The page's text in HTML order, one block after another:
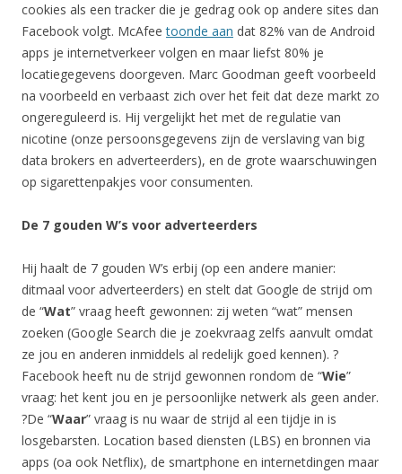
cookies als een tracker die je gedrag ook op andere sites dan
Facebook volgt. McAfeetoonde aan dat 82% van de Android
apps je internetverkeer volgen en maar liefst 80% je
locatiegegevens doorgeven. Marc Goodman geeft voorbeeld
na voorbeeld en verbaast zich over het feit dat deze markt zo
ongereguleerd is. Hij vergelijkt het met de regulatie van
nicotine (onze persoonsgegevens zijn de verslaving van big
data brokers en adverteerders), en de grote waarschuwingen
op sigarettenpakjes voor consumenten.
De 7 gouden W’s voor adverteerders
Hij haalt de 7 gouden W’s erbij (op een andere manier:
ditmaal voor adverteerders) en stelt dat Google de strijd om
de “Wat” vraag heeft gewonnen: zij weten “wat” mensen
zoeken (Google Search die je zoekvraag zelfs aanvult omdat
ze jou en anderen inmiddels al redelijk goed kennen). ?
Facebook heeft nu de strijd gewonnen rondom de “Wie”
vraag: het kent jou en je persoonlijke netwerk als geen ander.
?De “Waar” vraag is nu waar de strijd al een tijdje in is
losgebarsten. Location based diensten (LBS) en bronnen via
apps (oa ook Netflix), de smartphone en internetdingen maar